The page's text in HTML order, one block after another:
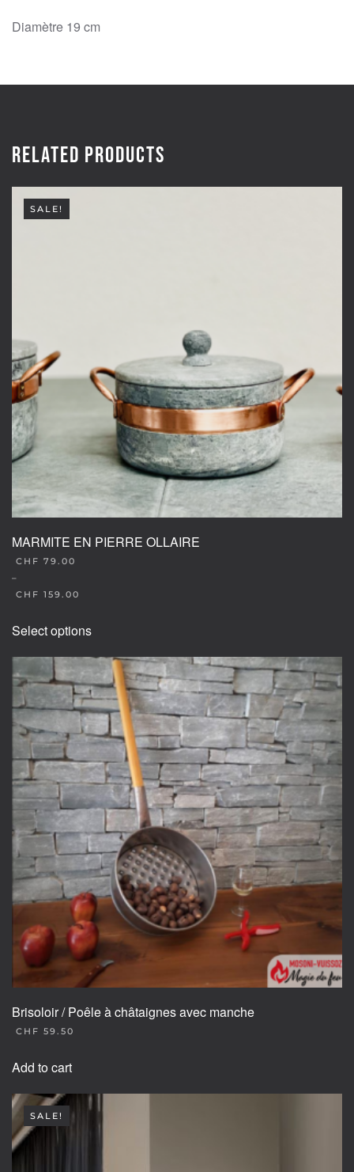
Diamètre 19 cm
Related products
SALE!
MARMITE EN PIERRE OLLAIRE
CHF 79.00
–
CHF 159.00
Select optionsproduct
has
multiple
variants.
The
options
may
be
chosen
on
the
product
page
Brisoloir / Poêle à châtaignes avec manche
CHF 59.50
Add to cart
SALE!